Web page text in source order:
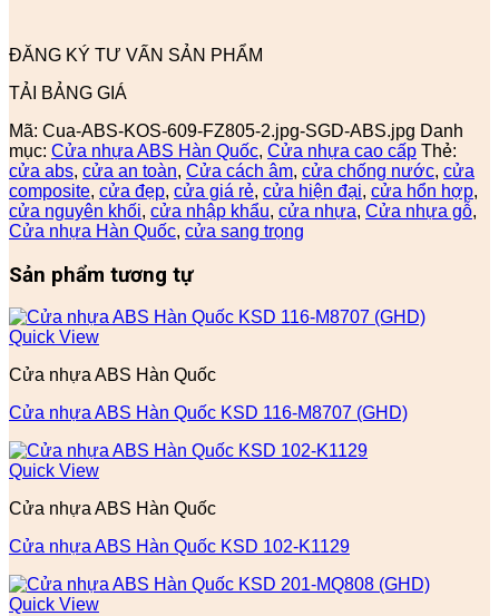
ĐĂNG KÝ TƯ VẤN SẢN PHẨM
TẢI BẢNG GIÁ
Mã: Cua-ABS-KOS-609-FZ805-2.jpg-SGD-ABS.jpg Danh
mục: Cửa nhựa ABS Hàn Quốc, Cửa nhựa cao cấp Thẻ:
cửa abs, cửa an toàn, Cửa cách âm, cửa chống nước, cửa
composite, cửa đẹp, cửa giá rẻ, cửa hiện đại, cửa hổn hợp,
cửa nguyên khối, cửa nhập khẩu, cửa nhựa, Cửa nhựa gỗ,
Cửa nhựa Hàn Quốc, cửa sang trọng
Sản phẩm tương tự
Quick View
Cửa nhựa ABS Hàn Quốc
Cửa nhựa ABS Hàn Quốc KSD 116-M8707 (GHD)
Quick View
Cửa nhựa ABS Hàn Quốc
Cửa nhựa ABS Hàn Quốc KSD 102-K1129
Quick View